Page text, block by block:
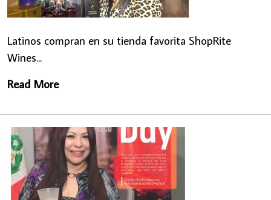
Latinos compran en su tienda favorita ShopRite
Wines...
Read More